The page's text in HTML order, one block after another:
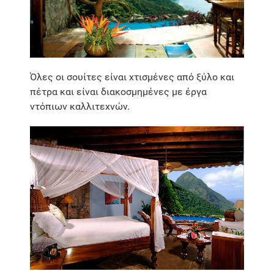
Όλες οι σουίτες είναι χτισμένες από ξύλο και
πέτρα και είναι διακοσμημένες με έργα
ντόπιων καλλιτεχνών.